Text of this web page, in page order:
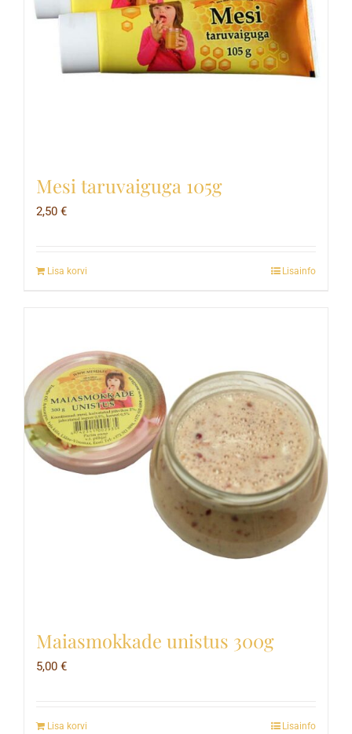
Mesi taruvaiguga 105g
2,50 €
Lisa korvi Lisainfo
Maiasmokkade unistus 300g
5,00 €
Lisa korvi Lisainfo